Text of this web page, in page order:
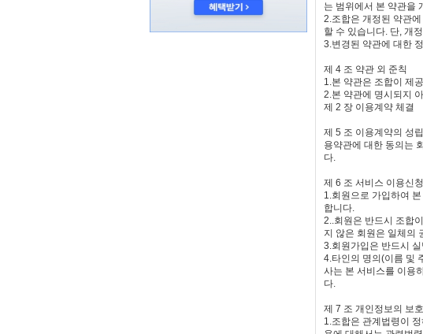
는 범위에서 본 약관을
2.조합은 개정된 약관
할 수 있습니다. 단, 개
3.변경된 약관에 대한
제 4 조 약관 외 준칙
1.본 약관은 조합이 제
2.본 약관에 명시되지
제 2 장 이용계약 체결
제 5 조 이용계약의 성
용약관에 대한 동의는
다.
제 6 조 서비스 이용신청
1.회원으로 가입하여
합니다.
2..회원은 반드시 조합
지 않은 회원은 일체의
3.회원가입은 반드시
4.타인의 명의(이름 및
사는 본 서비스를 이용
다.
제 7 조 개인정보의 보
1.조합은 관계법령이